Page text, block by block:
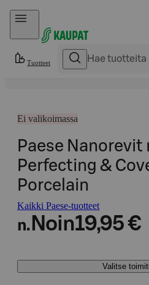
Hyppää sisältöön
Tuotteet
Ei valikoimassa
Paese
Perfecting &
Porcelain
Kaikki Paese-tuotteet
n. Noin19,95 €
Valitse